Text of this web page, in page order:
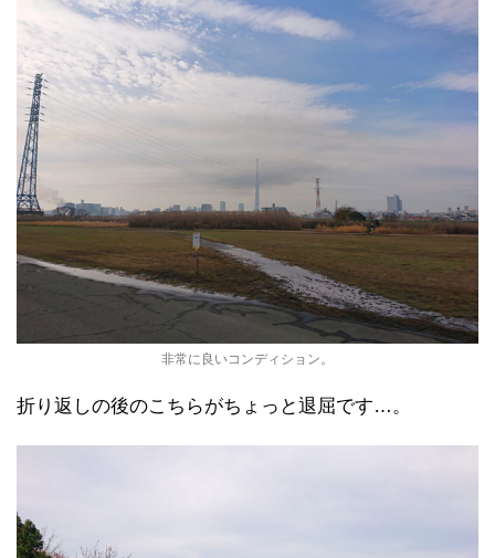
非常に良いコンディション。
折り返しの後のこちらがちょっと退屈です…。